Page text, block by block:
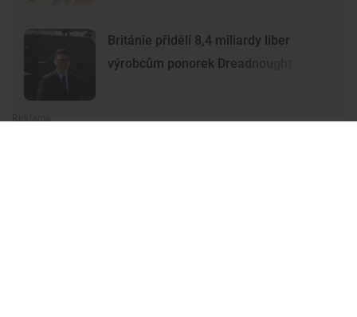
Británie přidělí 8,4 miliardy liber
výrobcům ponorek Dreadnought